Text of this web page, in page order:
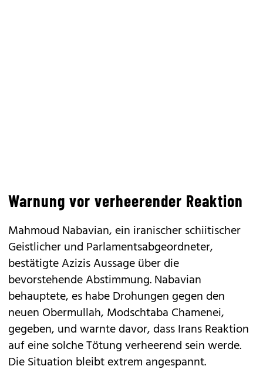
Warnung vor verheerender Reaktion
Mahmoud Nabavian, ein iranischer schiitischer
Geistlicher und Parlamentsabgeordneter,
bestätigte Azizis Aussage über die
bevorstehende Abstimmung. Nabavian
behauptete, es habe Drohungen gegen den
neuen Obermullah, Modschtaba Chamenei,
gegeben, und warnte davor, dass Irans Reaktion
auf eine solche Tötung verheerend sein werde.
Die Situation bleibt extrem angespannt.